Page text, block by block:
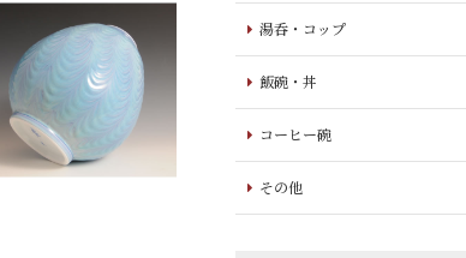
湯呑・コップ
飯碗・丼
コーヒー碗
その他